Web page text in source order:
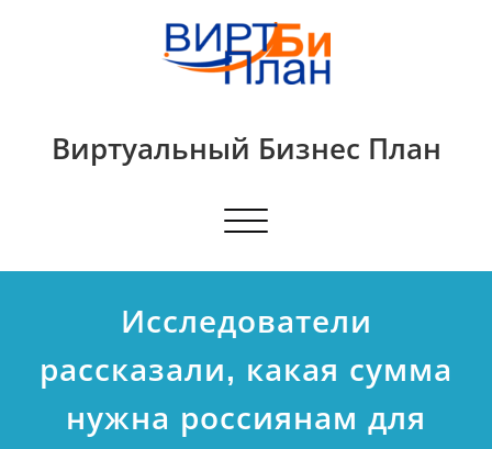
Виртуальный Бизнес План
Показать/
навигацию
Исследователи
рассказали, какая сумма
нужна россиянам для